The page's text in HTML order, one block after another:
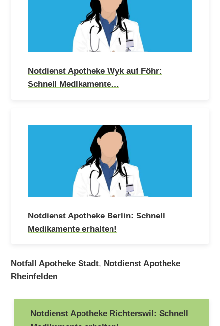
Notdienst Apotheke Wyk auf Föhr:
Schnell Medikamente…
Notdienst Apotheke Berlin: Schnell
Medikamente erhalten!
Notfall Apotheke Stadt, Notdienst Apotheke
Rheinfelden
Beitragsnavigation
Notdienst Apotheke Richterswil: Schnell